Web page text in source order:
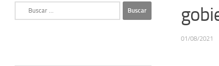
01/08/2021